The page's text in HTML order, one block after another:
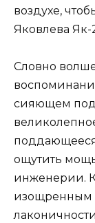
воздухе,
Яковлева Як-
Словно
сияющем под
ощутить
инженерии.
изощренным